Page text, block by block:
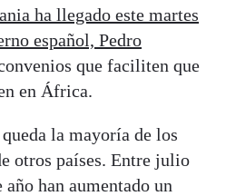
ha llegado este martes
español, Pedro
que faciliten que
en África.
la mayoría de los
otros países. Entre julio
han aumentado un